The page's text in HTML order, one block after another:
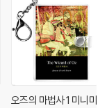
오즈의 마법사 1 미니미